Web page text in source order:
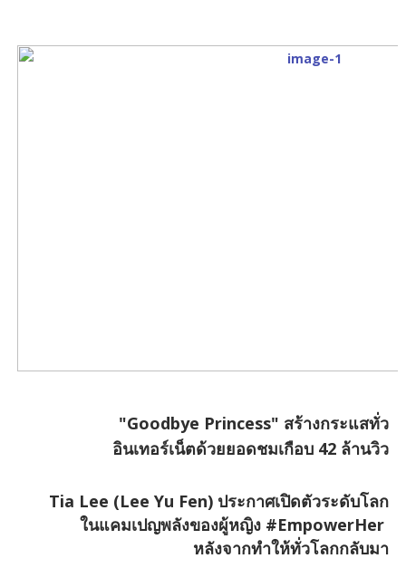
"Goodbye Princess" สร้างกระแสทั่ว
อินเทอร์เน็ตด้วยยอดชมเกือบ 42 ล้านวิว
Tia Lee (Lee Yu Fen) ประกาศเปิดตัวระดับโลก
ในแคมเปญพลังของผู้หญิง #EmpowerHer
หลังจากทำให้ทั่วโลกกลับมา